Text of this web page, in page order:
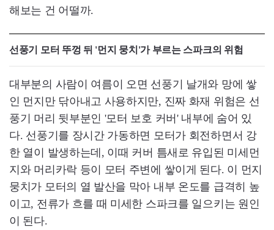
해보는 건 어떨까.
선풍기 모터 뚜껑 뒤 '먼지 뭉치'가 부르는 스파크의 위험
대부분의 사람이 여름이 오면 선풍기 날개와 망에 쌓
인 먼지만 닦아내고 사용하지만, 진짜 화재 위험은 선
풍기 머리 뒷부분인 '모터 보호 커버' 내부에 숨어 있
다. 선풍기를 장시간 가동하면 모터가 회전하면서 강
한 열이 발생하는데, 이때 커버 틈새로 유입된 미세먼
지와 머리카락 등이 모터 주변에 쌓이게 된다. 이 먼지
뭉치가 모터의 열 발산을 막아 내부 온도를 급격히 높
이고, 전류가 흐를 때 미세한 스파크를 일으키는 원인
이 된다.